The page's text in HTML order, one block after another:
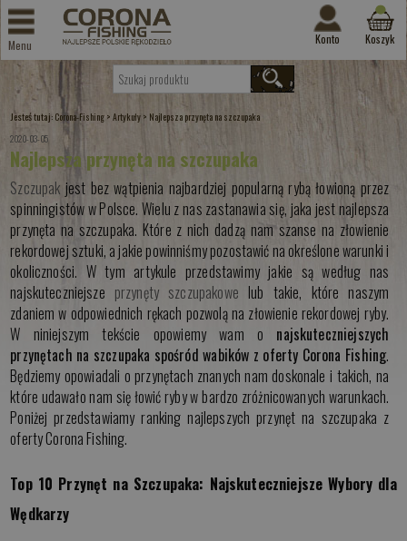
Menu Konto Koszyk
Jesteś tutaj: Corona-Fishing >Artykuły > Najlepsza przynęta na szczupaka
2020-03-05
Najlepsza przynęta na szczupaka
Szczupak jest bez wątpienia najbardziej popularną rybą łowioną przez
spinningistów w Polsce. Wielu z nas zastanawia się, jaka jest najlepsza
przynęta na szczupaka. Które z nich dadzą nam szanse na złowienie
rekordowej sztuki, a jakie powinniśmy pozostawić na określone warunki i
okoliczności. W tym artykule przedstawimy jakie są według nas
najskuteczniejsze przynęty szczupakowe lub takie, które naszym
zdaniem w odpowiednich rękach pozwolą na złowienie rekordowej ryby.
W niniejszym tekście opowiemy wam o najskuteczniejszych
przynętach na szczupaka spośród wabików z oferty Corona Fishing.
Będziemy opowiadali o przynętach znanych nam doskonale i takich, na
które udawało nam się łowić ryby w bardzo zróżnicowanych warunkach.
Poniżej przedstawiamy ranking najlepszych przynęt na szczupaka z
oferty Corona Fishing.
Top 10 Przynęt na Szczupaka: Najskuteczniejsze Wybory dla
Wędkarzy